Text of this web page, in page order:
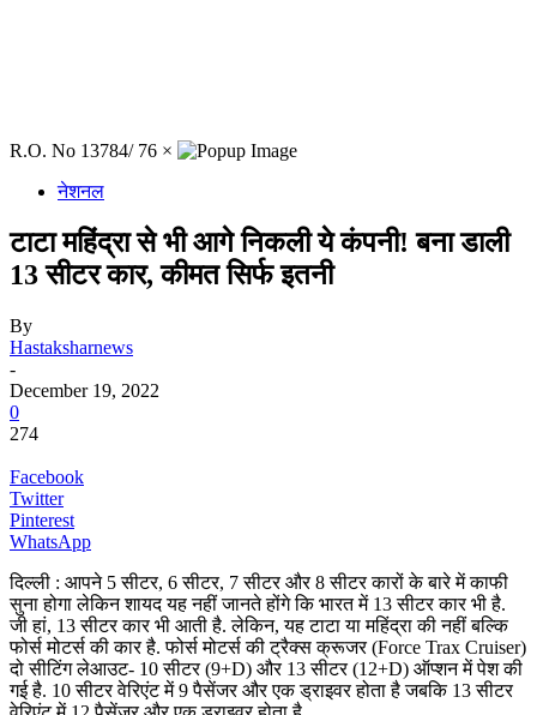
R.O. No 13784/ 76 ×
नेशनल
टाटा महिंद्रा से भी आगे निकली ये कंपनी! बना डाली
13 सीटर कार, कीमत सिर्फ इतनी
By
Hastaksharnews
-
December 19, 2022
0
274
Facebook
Twitter
Pinterest
WhatsApp
दिल्ली : आपने 5 सीटर, 6 सीटर, 7 सीटर और 8 सीटर कारों के बारे में काफी
सुना होगा लेकिन शायद यह नहीं जानते होंगे कि भारत में 13 सीटर कार भी है.
जी हां, 13 सीटर कार भी आती है. लेकिन, यह टाटा या महिंद्रा की नहीं बल्कि
फोर्स मोटर्स की कार है. फोर्स मोटर्स की ट्रैक्स क्रूजर (Force Trax Cruiser)
दो सीटिंग लेआउट- 10 सीटर (9+D) और 13 सीटर (12+D) ऑप्शन में पेश की
गई है. 10 सीटर वेरिएंट में 9 पैसेंजर और एक ड्राइवर होता है जबकि 13 सीटर